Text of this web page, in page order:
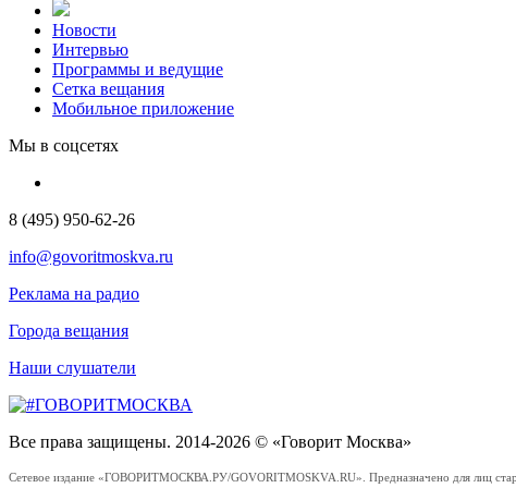
Новости
Интервью
Программы и ведущие
Сетка вещания
Мобильное приложение
Мы в соцсетях
8 (495) 950-62-26
info@govoritmoskva.ru
Реклама на радио
Города вещания
Наши слушатели
Все права защищены. 2014-2026 © «Говорит Москва»
Сетевое издание «ГОВОРИТМОСКВА.РУ/GOVORITMOSKVA.RU». Предназначено для лиц